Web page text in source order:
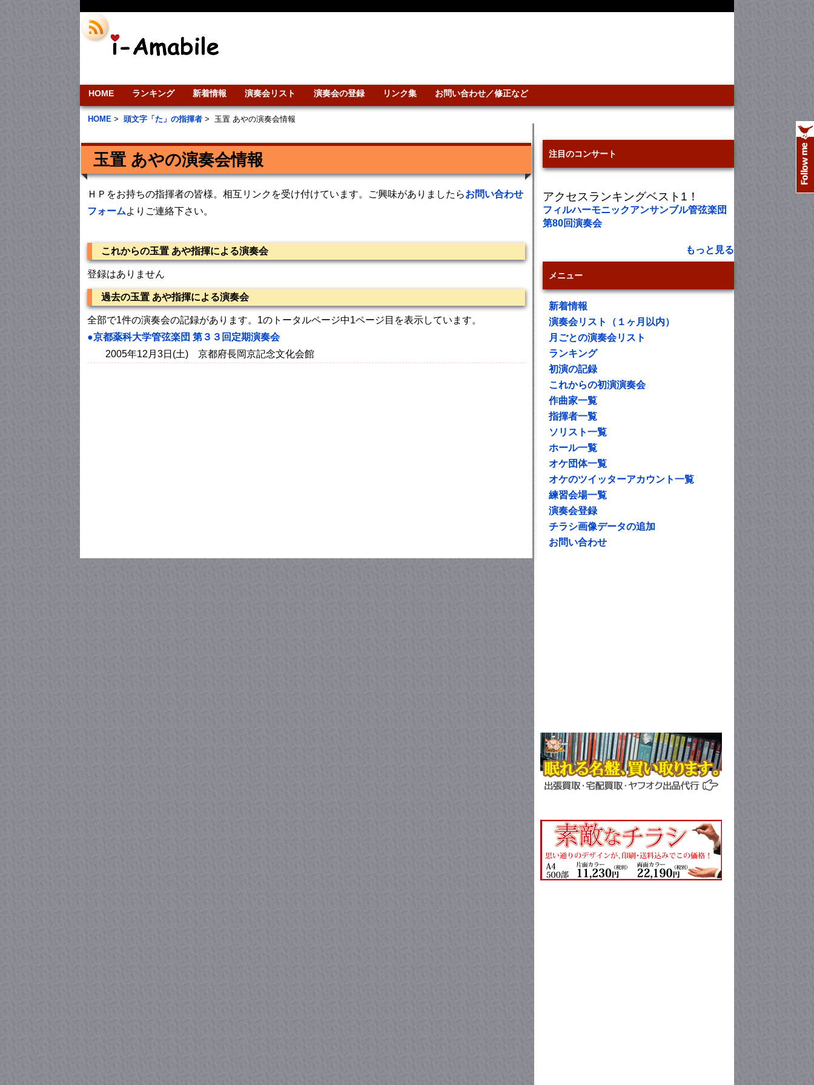
HOME ランキング 新着情報 演奏会リスト 演奏会の登録 リンク集 お問い合わせ／修正など
HOME > 頭文字「た」の指揮者 > 玉置 あやの演奏会情報
玉置 あやの演奏会情報
ＨＰをお持ちの指揮者の皆様。相互リンクを受け付けています。ご興味がありましたらお問い合わせ
フォームよりご連絡下さい。
これからの玉置 あや指揮による演奏会
登録はありません
過去の玉置 あや指揮による演奏会
全部で1件の演奏会の記録があります。1のトータルページ中1ページ目を表示しています。
●京都薬科大学管弦楽団 第３３回定期演奏会
2005年12月3日(土) 京都府長岡京記念文化会館
注目のコンサート
アクセスランキングベスト1！
フィルハーモニックアンサンブル管弦楽団
第80回演奏会
もっと見る
メニュー
新着情報
演奏会リスト（１ヶ月以内）
月ごとの演奏会リスト
ランキング
初演の記録
これからの初演演奏会
作曲家一覧
指揮者一覧
ソリスト一覧
ホール一覧
オケ団体一覧
オケのツイッターアカウント一覧
練習会場一覧
演奏会登録
チラシ画像データの追加
お問い合わせ